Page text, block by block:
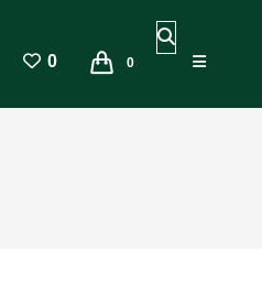
0 0
Website-
Suche